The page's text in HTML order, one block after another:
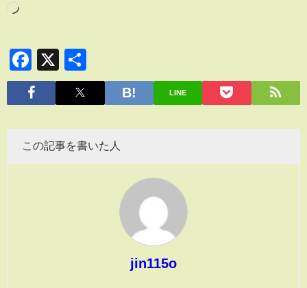
Facebook
X
有
LINE
この記事を書いた人
jin115o